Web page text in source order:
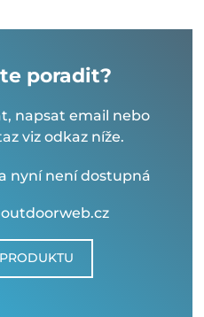
poradit?
napsat email nebo
viz odkaz níže.
nyní není dostupná